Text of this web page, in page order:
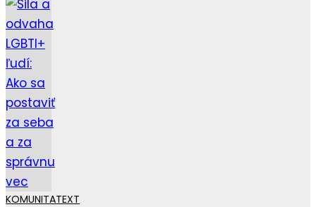
KOMUNITATEXT